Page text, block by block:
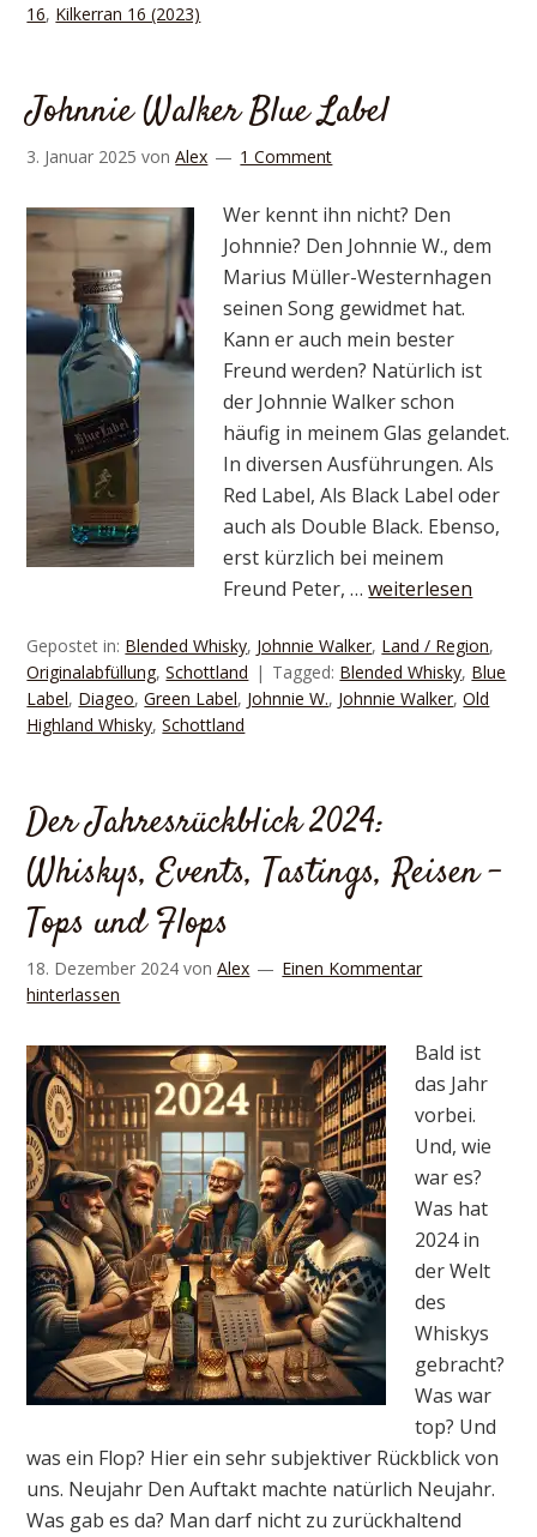
16, Kilkerran 16 (2023)
Johnnie Walker Blue Label
3. Januar 2025 vonAlex 1 Comment
Wer kennt ihn nicht? Den
Johnnie? Den Johnnie W., dem
Marius Müller-Westernhagen
seinen Song gewidmet hat.
Kann er auch mein bester
Freund werden? Natürlich ist
der Johnnie Walker schon
häufig in meinem Glas gelandet.
In diversen Ausführungen. Als
Red Label, Als Black Label oder
auch als Double Black. Ebenso,
erst kürzlich bei meinem
Freund Peter, …weiterlesen
Gepostet in: Blended Whisky, Johnnie Walker, Land / Region,
Originalabfüllung,Schottland Tagged: Blended Whisky, Blue
Label, Diageo,Green Label, Johnnie W., Johnnie Walker,Old
Highland Whisky,Schottland
Der Jahresrückblick 2024:
Whiskys, Events, Tastings, Reisen –
Tops und Flops
18. Dezember 2024 vonAlex
Einen Kommentar
hinterlassen
Bald ist
das Jahr
vorbei.
Und, wie
war es?
Was hat
2024 in
der Welt
des
Whiskys
gebracht?
Was war
top? Und
was ein Flop? Hier ein sehr subjektiver Rückblick von
uns. Neujahr Den Auftakt machte natürlich Neujahr.
Was gab es da? Man darf nicht zu zurückhaltend